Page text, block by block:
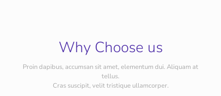
Why Choose us
Proin dapibus, accumsan sit amet, elementum dui. Aliquam at
tellus.
Cras suscipit, velit tristique ullamcorper.